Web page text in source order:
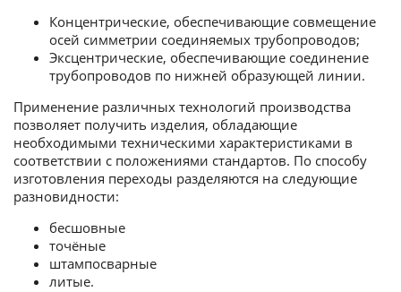
Концентрические, обеспечивающие совмещение
осей симметрии соединяемых трубопроводов;
Эксцентрические, обеспечивающие соединение
трубопроводов по нижней образующей линии.
Применение различных технологий производства
позволяет получить изделия, обладающие
необходимыми техническими характеристиками в
соответствии с положениями стандартов. По способу
изготовления переходы разделяются на следующие
разновидности:
бесшовные
точёные
штампосварные
литые.